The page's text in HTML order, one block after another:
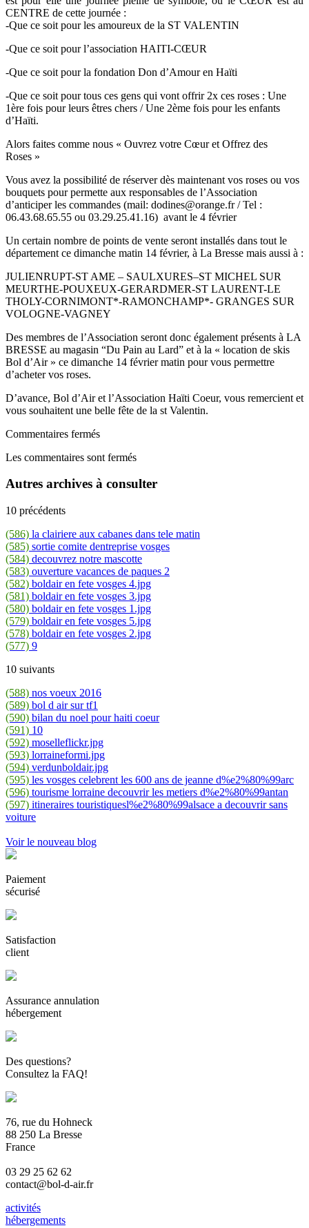
CENTRE de cette journée :
-Que ce soit pour les amoureux de la ST VALENTIN
-Que ce soit pour l’association HAITI-CŒUR
-Que ce soit pour la fondation Don d’Amour en Haïti
-Que ce soit pour tous ces gens qui vont offrir 2x ces roses : Une
1ère fois pour leurs êtres chers / Une 2ème fois pour les enfants
d’Haïti.
Alors faites comme nous « Ouvrez votre Cœur et Offrez des
Roses »
Vous avez la possibilité de réserver dès maintenant vos roses ou vos
bouquets pour permette aux responsables de l’Association
d’anticiper les commandes (mail: dodines@orange.fr / Tel :
06.43.68.65.55 ou 03.29.25.41.16) avant le 4 février
Un certain nombre de points de vente seront installés dans tout le
département ce dimanche matin 14 février, à La Bresse mais aussi à :
JULIENRUPT-ST AME – SAULXURES–ST MICHEL SUR
MEURTHE-POUXEUX-GERARDMER-ST LAURENT-LE
THOLY-CORNIMONT*-RAMONCHAMP*- GRANGES SUR
VOLOGNE-VAGNEY
Des membres de l’Association seront donc également présents à LA
BRESSE au magasin “Du Pain au Lard” et à la « location de skis
Bol d’Air » ce dimanche 14 février matin pour vous permettre
d’acheter vos roses.
D’avance, Bol d’Air et l’Association Haïti Coeur, vous remercient et
vous souhaitent une belle fête de la st Valentin.
Commentaires fermés
Les commentaires sont fermés
Autres archives à consulter
10 précédents
(586) la clairiere aux cabanes dans tele matin
(585) sortie comite dentreprise vosges
(584) decouvrez notre mascotte
(583) ouverture vacances de paques 2
(582) boldair en fete vosges 4.jpg
(581) boldair en fete vosges 3.jpg
(580) boldair en fete vosges 1.jpg
(579) boldair en fete vosges 5.jpg
(578) boldair en fete vosges 2.jpg
(577) 9
10 suivants
(588) nos voeux 2016
(589) bol d air sur tf1
(590) bilan du noel pour haiti coeur
(591) 10
(592) moselleflickr.jpg
(593) lorraineformi.jpg
(594) verdunboldair.jpg
(595) les vosges celebrent les 600 ans de jeanne d%e2%80%99arc
(596) tourisme lorraine decouvrir les metiers d%e2%80%99antan
(597) itineraires touristiquesl%e2%80%99alsace a decouvrir sans
voiture
Voir le nouveau blog
Paiement
sécurisé
Satisfaction
client
Assurance annulation
hébergement
Des questions?
Consultez la FAQ!
76, rue du Hohneck
88 250 La Bresse
France
03 29 25 62 62
contact@bol-d-air.fr
activités
hébergements